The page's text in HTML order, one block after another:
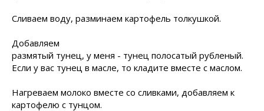
Сливаем воду, разминаем картофель толкушкой.
Добавляем
размятый тунец, у меня - тунец полосатый рубленый.
Если у вас тунец в масле, то кладите вместе с маслом.
Нагреваем молоко вместе со сливками, добавляем к
картофелю с тунцом.